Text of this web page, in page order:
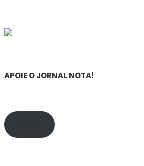
APOIE O JORNAL NOTA!